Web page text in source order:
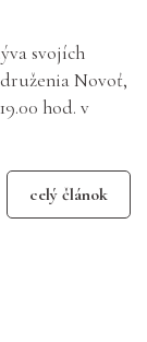
svojích
Novoť,
hod. v
celý článok